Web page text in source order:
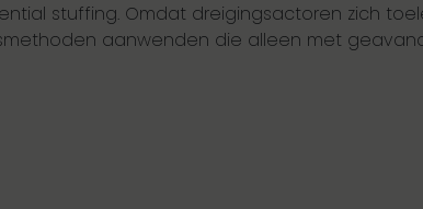
stuffing. Omdat dreigingsactoren zich
aanwenden die alleen met